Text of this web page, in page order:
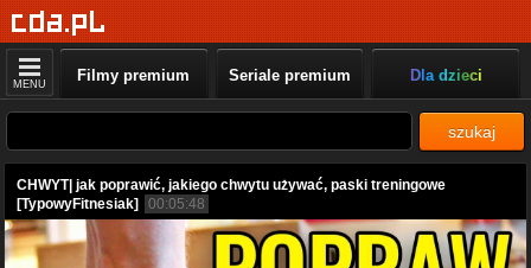
MENU Filmy premium Seriale premium Dla dzieci
szukaj
CHWYT| jak poprawić, jakiego chwytu używać, paski treningowe
[TypowyFitnesiak]
00:05:48